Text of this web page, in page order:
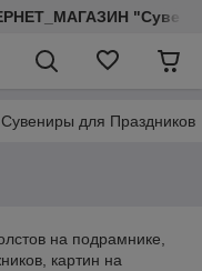
для Праздников
на подрамнике,
картин на